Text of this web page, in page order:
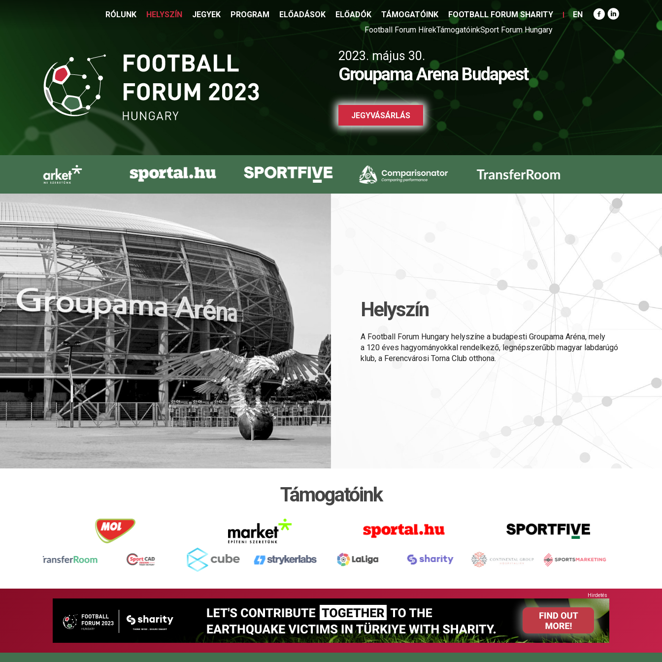
RÓLUNK HELYSZÍN JEGYEK PROGRAM ELŐADÁSOK ELŐADÓK TÁMOGATÓINK FOOTBALL FORUM SHARITY
EN
Football Forum HírekTámogatóinkSport Forum Hungary
2023. május 30.
Groupama Arena Budapest
JEGYVÁSÁRLÁS
Helyszín
A Football Forum Hungary helyszíne a budapesti Groupama Aréna, mely
a 120 éves hagyományokkal rendelkező, legnépszerűbb magyar labdarúgó
klub, a Ferencvárosi Torna Club otthona.
Támogatóink
Hirdetés